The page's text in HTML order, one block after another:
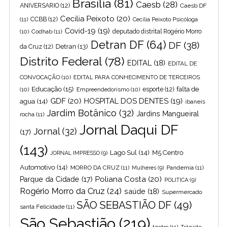
ANIVERSARIO (12) Brasília (81) Caesb (28) Caesb DF
(11) CCBB (12) Cecilia Peixoto (20) Cecília Peixoto Psicóloga
(10) Codhab (11) Covid-19 (19) deputado distrital Rogério Morro
da Cruz (12) Detran (13) Detran DF(64) DF (38)
Distrito Federal(78) EDITAL (18) EDITAL DE
CONVOCAÇÃO (10) EDITAL PARA CONHECIMENTO DE TERCEIROS
(10) Educação (15) Empreendedorismo (10) esporte (12) falta de
agua (14) GDF (20) HOSPITAL DOS DENTES (19) ibaneis
rocha (11) Jardim Botânico (32) Jardins Mangueiral
(17) Jornal(32) Jornal Daqui DF
(143)
JORNAL IMPRESSO (9) Lago Sul (14) M5 Centro
Automotivo (14) MORRO DA CRUZ (11) Mulheres (9) Pandemia (11)
Parque da Cidade (17) Poliana Costa (20) POLITICA (9)
Rogério Morro da Cruz (24) saúde (18) Supermercado
santa Felicidade (11) SÃO SEBASTIÃO DF (49)